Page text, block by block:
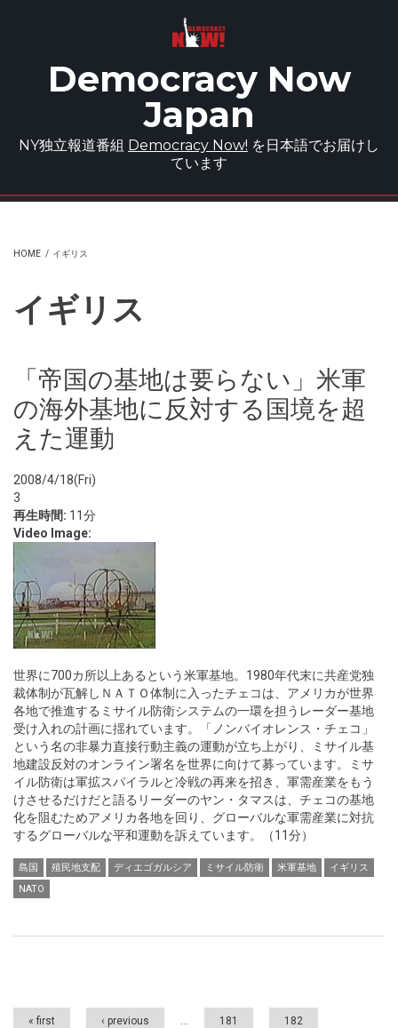
Democracy Now
Japan
NY独立報道番組 Democracy Now! を日本語でお届けし
ています
HOME / イギリス
イギリス
「帝国の基地は要らない」米軍
の海外基地に反対する国境を超
えた運動
2008/4/18(Fri)
3
再生時間: 11分
Video Image:
世界に700カ所以上あるという米軍基地。1980年代末に共産党独
裁体制が瓦解しＮＡＴＯ体制に入ったチェコは、アメリカが世界
各地で推進するミサイル防衛システムの一環を担うレーダー基地
受け入れの計画に揺れています。「ノンバイオレンス・チェコ」
という名の非暴力直接行動主義の運動が立ち上がり、ミサイル基
地建設反対のオンライン署名を世界に向けて募っています。ミサ
イル防衛は軍拡スパイラルと冷戦の再来を招き、軍需産業をもう
けさせるだけだと語るリーダーのヤン・タマスは、チェコの基地
化を阻むためアメリカ各地を回り、グローバルな軍需産業に対抗
するグローバルな平和運動を訴えています。（11分）
島国 殖民地支配 ディエゴガルシア ミサイル防衛 米軍基地
イギリス
NATO
Pages
« first ‹ previous … 181 182